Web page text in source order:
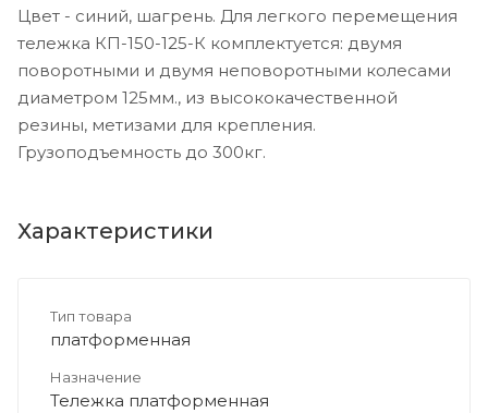
Цвет - синий, шагрень. Для легкого перемещения
тележка КП-150-125-К комплектуется: двумя
поворотными и двумя неповоротными колесами
диаметром 125мм., из высококачественной
резины, метизами для крепления.
Грузоподъемность до 300кг.
Характеристики
Тип товара
платформенная
Назначение
Тележка платформенная